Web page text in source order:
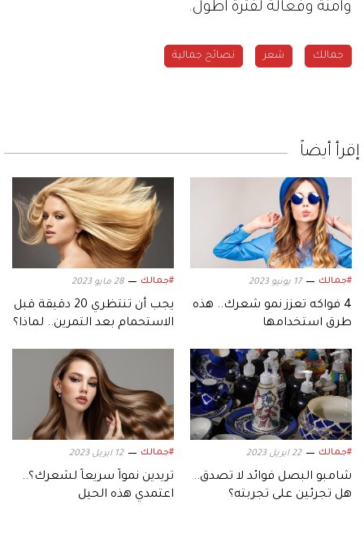
وآمنة وفعالة لفترة أطول.
جمالك شعر نصائح جمالية
إقرأ أيضاً
#جمالك 17 يونيو 2023
4 فواكه تعزز نمو شعرك.. هذه
طرق استخدامها
#جمالك 28 مايو 2023
يجب أن تنتظري 20 دقيقة قبل
الاستحمام بعد التمرين.. لماذا؟
#جمالك 22 ابريل 2023
شامبو البصل فوائد لا تصدق..
هل تجرئين على تجربته؟
#جمالك 12 ابريل 2023
تريدين نمواً سريعاً لشعرك؟..
اعتمدي هذه الحيل